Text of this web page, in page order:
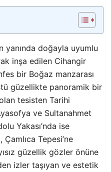
yanında doğayla uyumlu
inşa edilen Cihangir
bir Boğaz manzarası
güzellikte panoramik bir
tesisten Tarihi
ve Sultanahmet
Yakası’nda ise
Çamlıca Tepesi’ne
güzellik gözler önüne
izler taşıyan ve estetik